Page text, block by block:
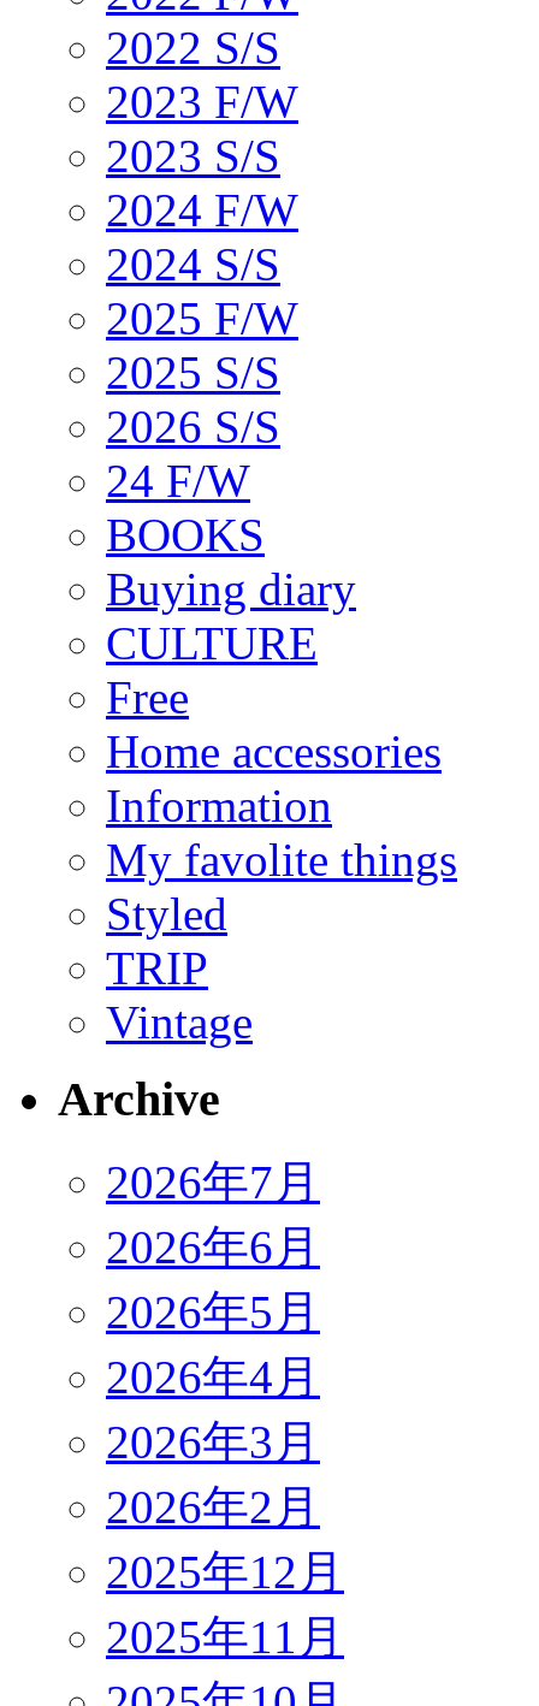
2022 S/S
2023 F/W
2023 S/S
2024 F/W
2024 S/S
2025 F/W
2025 S/S
2026 S/S
24 F/W
BOOKS
Buying diary
CULTURE
Free
Home accessories
Information
My favolite things
Styled
TRIP
Vintage
Archive
2026年7月
2026年6月
2026年5月
2026年4月
2026年3月
2026年2月
2025年12月
2025年11月